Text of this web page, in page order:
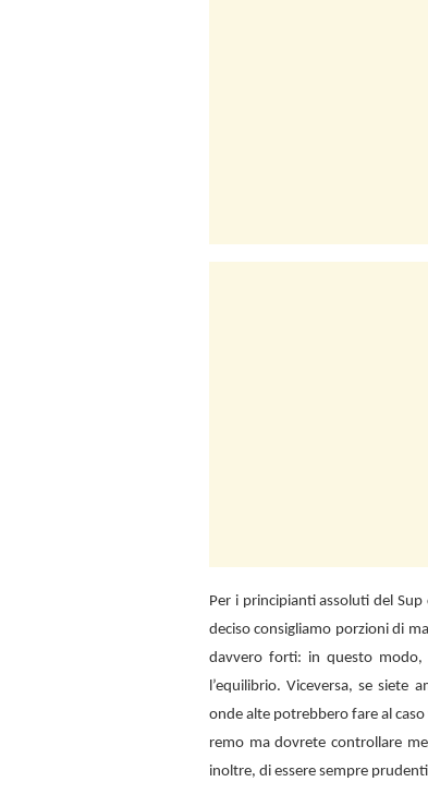
Per i principianti assoluti del
deciso consigliamo porzioni di
davvero forti: in questo
l’equilibrio. Viceversa, se siete
onde alte potrebbero fare al
remo ma dovrete controllare
inoltre, di essere sempre